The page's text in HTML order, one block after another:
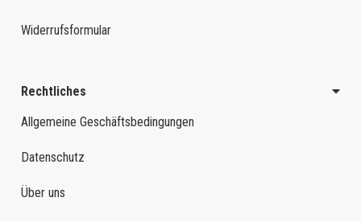
Widerrufsformular
Rechtliches
Allgemeine Geschäftsbedingungen
Datenschutz
Über uns